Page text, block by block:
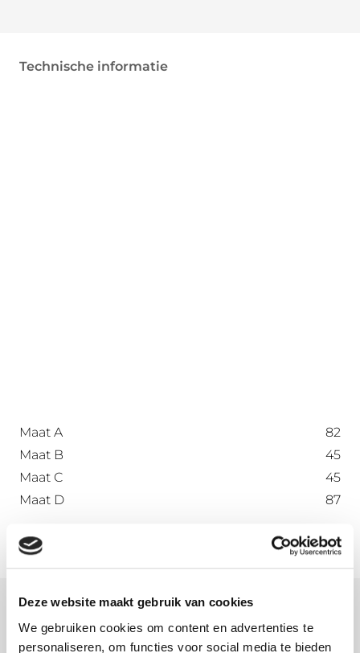
Deze website maakt gebruik van cookies
We gebruiken cookies om content en advertenties te
personaliseren, om functies voor social media te bieden
Technische informatie
Maat A
82
Maat B
45
Maat C
45
Maat D
87
Meer informatie
Wat is onbehandeld aluminium?